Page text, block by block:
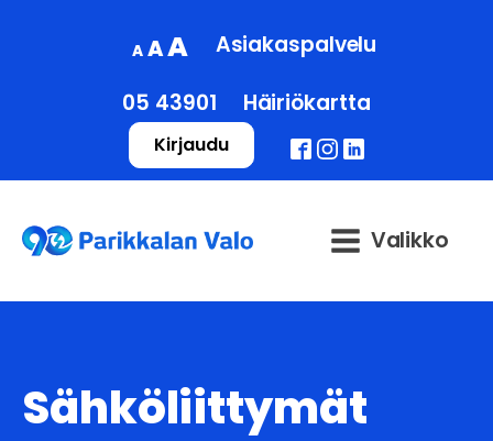
A
Decrease
font
A Reset
size.
AIncrease
font
size.
Asiakaspalvelu
05 43901
Häiriökartta
Kirjaudu
Valikko
Sähköliittymät